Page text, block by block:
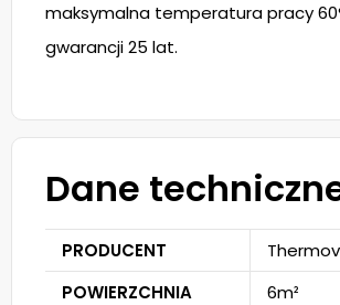
maksymalna temperatura pracy
gwarancji 25 lat.
Dane
PRODUCENT
POWIERZCHNIA
6m²